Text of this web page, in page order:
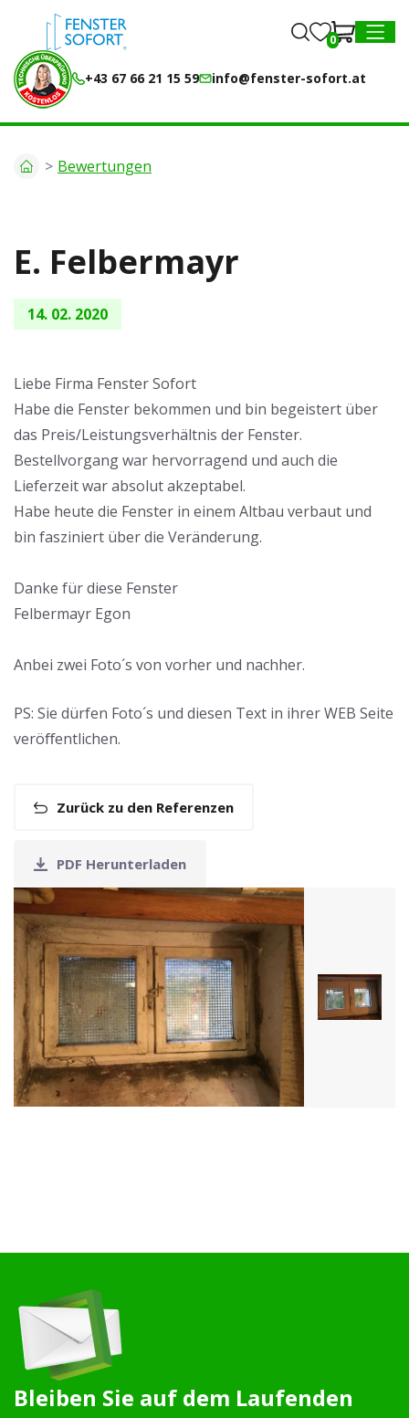
MENU
+43 67 66 21 15 59 info@fenster-sofort.at
0
Bewertungen
E. Felbermayr
14. 02. 2020
Liebe Firma Fenster Sofort
Habe die Fenster bekommen und bin begeistert über
das Preis/Leistungsverhältnis der Fenster.
Bestellvorgang war hervorragend und auch die
Lieferzeit war absolut akzeptabel.
Habe heute die Fenster in einem Altbau verbaut und
bin fasziniert über die Veränderung.
Danke für diese Fenster
Felbermayr Egon
Anbei zwei Foto´s von vorher und nachher.
PS: Sie dürfen Foto´s und diesen Text in ihrer WEB Seite
veröﬀentlichen.
Zurück zu den Referenzen
PDF Herunterladen
Bleiben Sie auf dem Laufenden